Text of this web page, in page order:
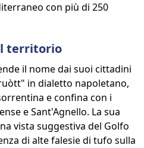
con più di 250
territorio
il nome dai suoi cittadini
in dialetto napoletano,
e confina con i
e Sant'Agnello. La sua
vista suggestiva del Golfo
di alte falesie di tufo sulla